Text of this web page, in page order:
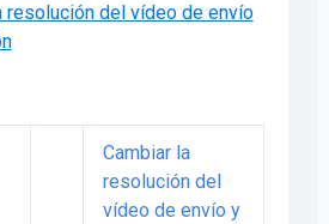
resolución del vídeo de envío
Cambiar la
resolución del
vídeo de envío y